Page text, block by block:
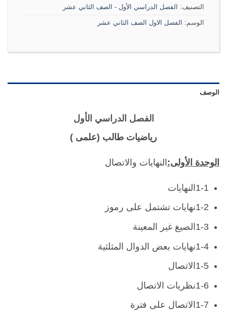
التصنيف: الفصل الدراسي الأول - الصف الثاني عشر
الوسم: الفصل الاول الصف الثاني عشر
الوصف
الفصل الدراسي الأول
رياضيات طالب (علمى )
الوحدة الأولى:النهايات والاتصال
1-1النهايات
1-2نهايات تشتمل على رموز
1-3الصيغ غير المعينة
1-4نهايات بعض الدوال المثلثية
1-5الاتصال
1-6نظريات الاتصال
1-7الاتصال على فترة